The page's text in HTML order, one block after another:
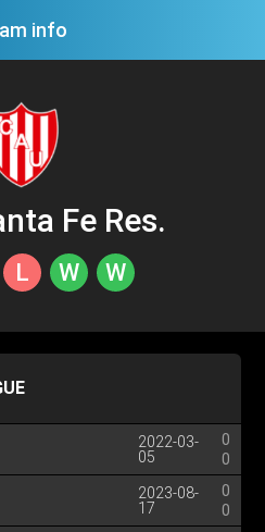
info
Fe Res.
L W W
2022-03-
05
0
0
2023-08-
17
0
0